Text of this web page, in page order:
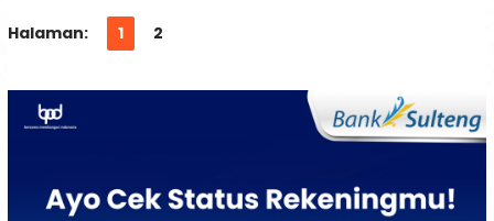
Halaman: 1 2